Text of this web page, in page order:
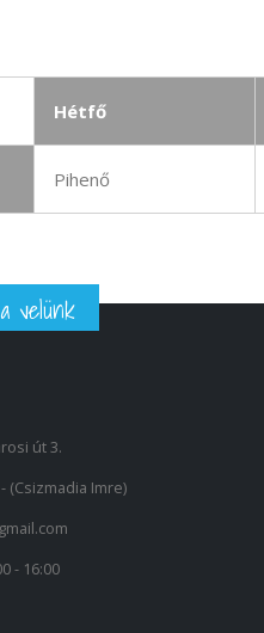
Hétfő
Pihenő
velünk
út 3.
(Csizmadia Imre)
- 16:00